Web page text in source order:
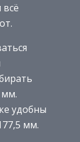
мм.
удобны
мм.